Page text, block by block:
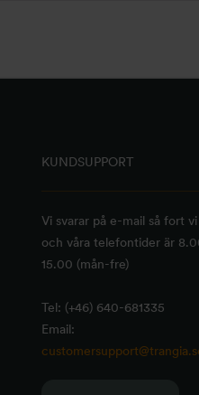
KUNDSUPPORT
Vi svarar på e-mail så fort vi
och våra telefontider är
15.00 (mån-fre)
Tel: (+46) 640-681335
Email: